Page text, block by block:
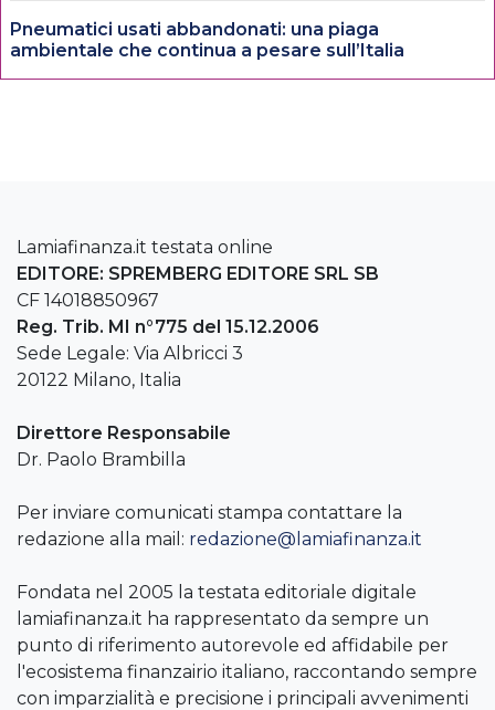
Pneumatici usati abbandonati: una piaga
ambientale che continua a pesare sull’Italia
Lamiafinanza.it testata online
EDITORE: SPREMBERG EDITORE SRL SB
CF 14018850967
Reg. Trib. MI n°775 del 15.12.2006
Sede Legale: Via Albricci 3
20122 Milano, Italia
Direttore Responsabile
Dr. Paolo Brambilla
Per inviare comunicati stampa contattare la
redazione alla mail: redazione@lamiafinanza.it
Fondata nel 2005 la testata editoriale digitale
lamiafinanza.it ha rappresentato da sempre un
punto di riferimento autorevole ed affidabile per
l'ecosistema finanzairio italiano, raccontando sempre
con imparzialità e precisione i principali avvenimenti